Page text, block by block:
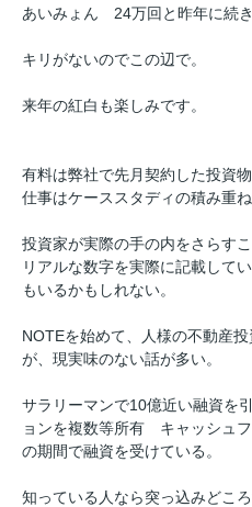
あいみょん 24万回と昨年に続き
キリがないのでこの辺で。
来年の紅白も楽しみです。
有料は弊社で先月契約した投資
仕事はケーススタディの積み重ね
投資家が実際の手の内をさらすこ
リアルな数字を実際に記載して
もいるかもしれない。
NOTEを始めて、人様の不動産
が、現実味のない話が多い。
サラリーマンで10億近い融資を
ョンを複数等所有 キャッシュ
の期間で融資を受けている。
知っている人なら突っ込みどころ